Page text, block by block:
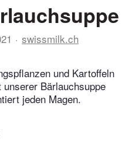
swissmilk.ch
und Kartoffeln
Bärlauchsuppe
jeden Magen.